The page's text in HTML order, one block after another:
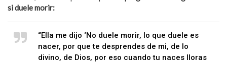
si duele morir:
“Ella me dijo ‘No duele morir, lo que duele es
nacer, por que te desprendes de mi, de lo
divino, de Dios, por eso cuando tu naces lloras